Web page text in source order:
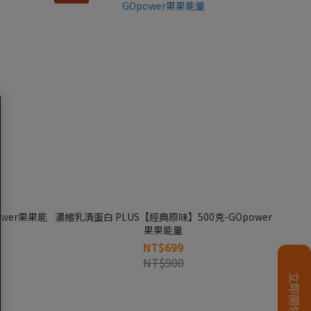
果果能
濃縮乳清蛋白 PLUS【經典原味】500克-GOpower
果果能量
NT$699
NT$900